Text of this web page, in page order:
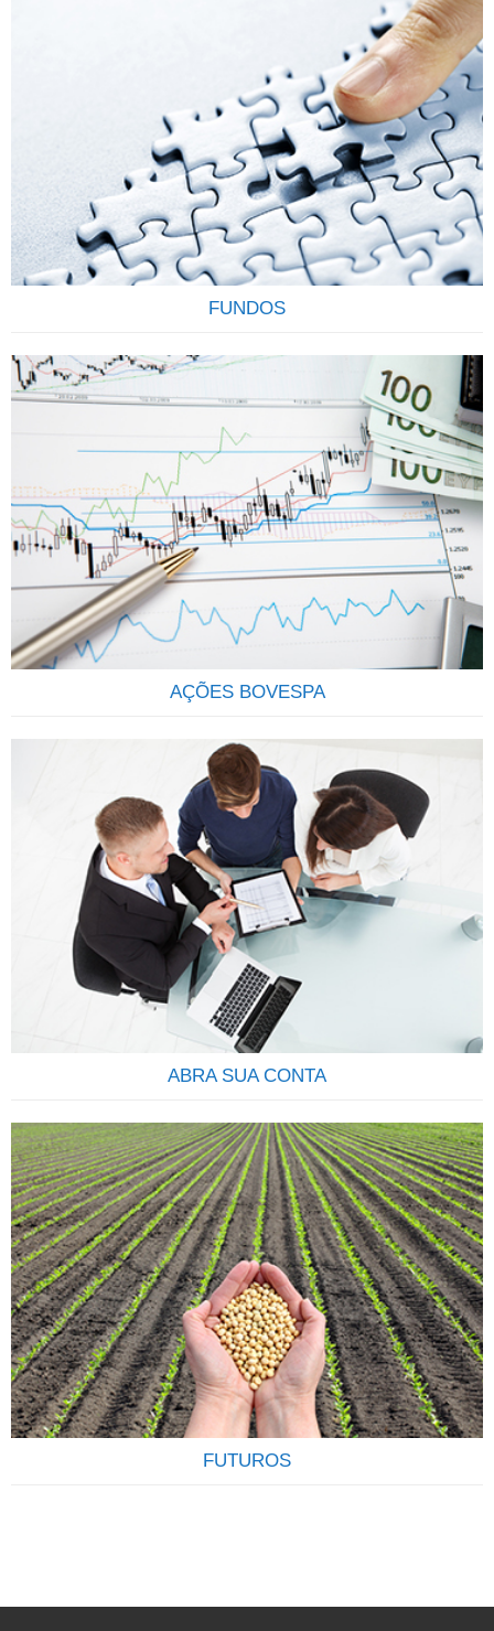
Todo investimento em renda fixa feito pela corretora é
registrado em nome do cliente (CPF/CNPJ) junto a CETIP, o
que garante transparência e segurança. Todo cliente
também conta com a garantia do FGC (Fundo Garantidor
de Crédito) até R$ 250.000,00 por CPF, por instituição
financeira para os títulos de CDB, LCI, LCA e LC.
Contamos…
OS FUNDOS DE INVESTIMENTOS SÃO CONFIÁVEIS E
RENTÁVEIS Os Fundos de Investimentos funcionam como
um condomínio onde os investidores, conhecidos como
cotistas, investem suas economias no mercado financeiro e
de capitais, com o objetivo de rentabiliza-las através da
aquisição de uma carteira de títulos ou valores mobiliários.
Ao comprar cotas de determinado fundo, os cotistas
estarão…
FUNDOS
QUE TAL SER SÓCIO DAS MAIS IMPORTANTES
EMPRESAS DO BRASIL? Através do investimento em ações
você se torna sócio de uma grande empresa, passando a
deter uma parcela do Capital Social, participando dos lucros
e da valorização da empresa.AÇÃO: É um pedaço do capital
da empresa que é negociado em bolsa. É considerado um
investimento em…
AÇÕES BOVESPA
COMECE A INVESTIR Descubra qual o seu perfil e os
produtos que mais se ajustam às suas necessidades.Tenha
em mente que seus objetivos podem sofrer alterações, e
que constância, disciplina e compromisso são os elementos
mais importantes para o sucesso de seu investimento. Veja
como é fácil e rápido abrir uma conta na Terra
Investimentos,…
ABRA SUA CONTA
FUTUROS